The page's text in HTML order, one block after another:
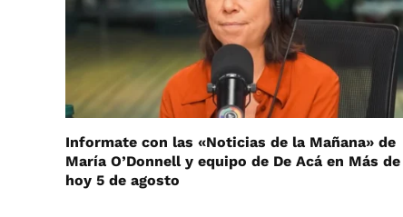
Informate con las «Noticias de la Mañana» de
María O’Donnell y equipo de De Acá en Más de
hoy 5 de agosto